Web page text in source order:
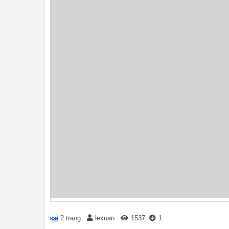
2 trang lexuan 1537 1